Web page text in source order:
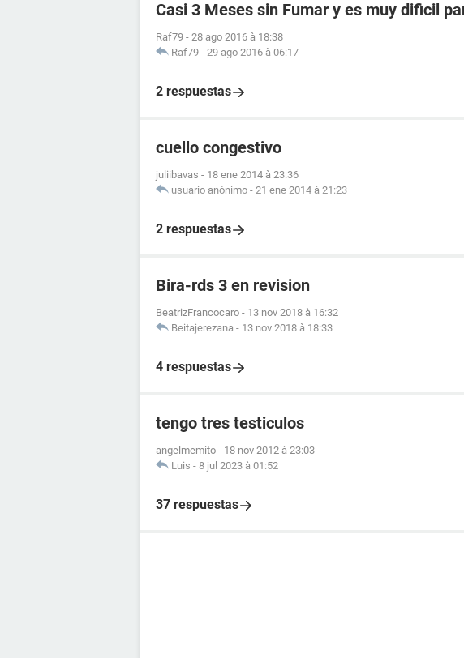
Casi 3 Meses sin Fumar y es muy dificil
Raf79 - 28 ago 2016 à 18:38
Raf79 - 29 ago 2016 à 06:17
2 respuestas
cuello congestivo
juliibavas - 18 ene 2014 à 23:36
usuario anónimo - 21 ene 2014 à 21:23
2 respuestas
Bira-rds 3 en revision
BeatrizFrancocaro - 13 nov 2018 à 16:32
Beitajerezana - 13 nov 2018 à 18:33
4 respuestas
tengo tres testiculos
angelmemito - 18 nov 2012 à 23:03
Luis - 8 jul 2023 à 01:52
37 respuestas